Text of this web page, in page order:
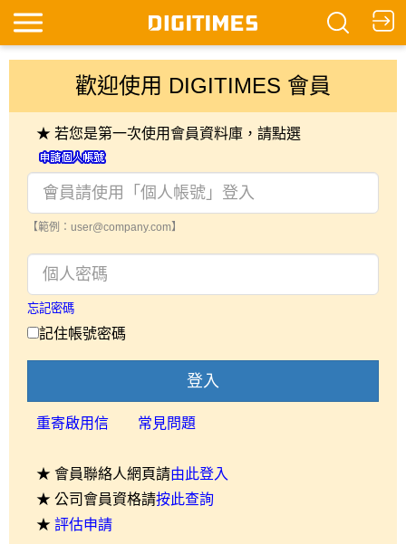
歡迎使用 DIGITIMES 會員
★ 若您是第一次使用會員資料庫，請點選
【範例：user@company.com】
忘記密碼
記住帳號密碼
登入
重寄啟用信 常見問題
★ 會員聯絡人網頁請由此登入
★ 公司會員資格請按此查詢
★ 評估申請